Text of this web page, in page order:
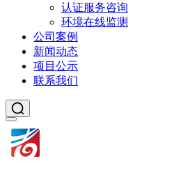
认证服务咨询
环境在线监测
公司案例
新闻动态
项目公示
联系我们